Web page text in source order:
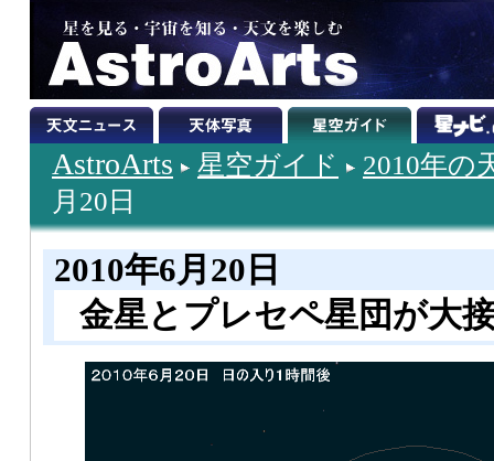
AstroArts 星空ガイド
2010年の
月20日
2010年6月20日
金星とプレセペ星団が大